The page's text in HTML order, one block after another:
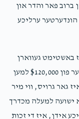
ברוב פאר והדר און
הונדערטער ערליכע
באשטימט געווארן
פאר'ן קאמפיין צוזאמצושטעלן דעם ריזן ציפער פון $120,000 למען
גאר גרויס, ווי מיר
ישועה למעלה מכדרך
אידן, איז די זכות